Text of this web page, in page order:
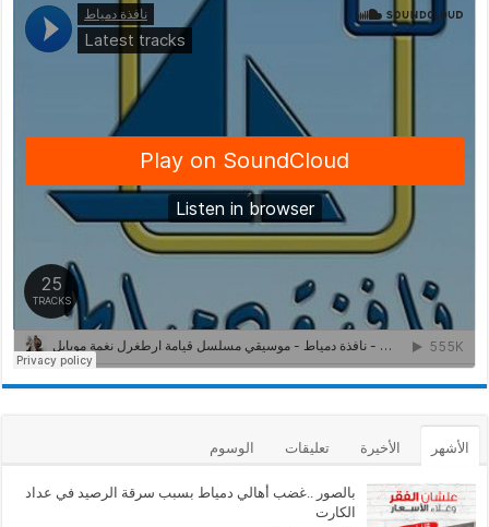
الأشهر الأخيرة تعليقات الوسوم
بالصور ..غضب أهالي دمياط بسبب سرقة الرصيد في عداد
الكارت